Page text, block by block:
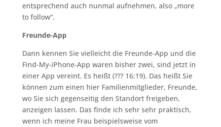
entsprechend auch nunmal aufnehmen, also „more
to follow“.
Freunde-App
Dann kennen Sie vielleicht die Freunde-App und die
Find-My-iPhone-App waren bisher zwei, sind jetzt in
einer App vereint. Es heißt (??? 16:19). Das heißt Sie
können zum einen hier Familienmitglieder, Freunde,
wo Sie sich gegenseitig den Standort freigeben,
anzeigen lassen. Das finde ich sehr sehr praktisch,
wenn ich meine Frau beispielsweise vom